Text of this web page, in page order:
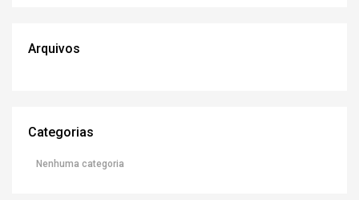
Arquivos
Categorias
Nenhuma categoria